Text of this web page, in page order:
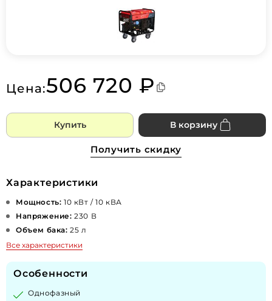
Цена:506 720 ₽
Купить В корзину
Получить скидку
Характеристики
Мощность: 10 кВт / 10 кВА
Напряжение: 230 В
Объем бака: 25 л
Все характеристики
Особенности
Однофазный